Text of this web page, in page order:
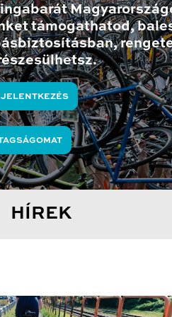
támogathatod,
HÍREK